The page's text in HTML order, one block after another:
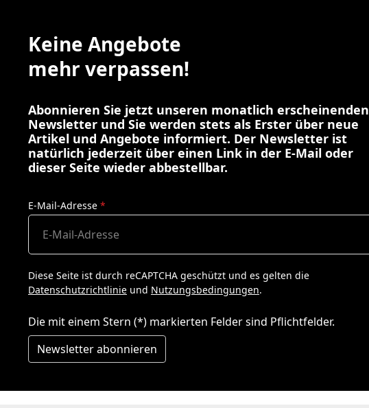
Keine Angebote
mehr verpassen!
Abonnieren Sie jetzt unseren monatlich erscheinenden
Newsletter und Sie werden stets als Erster über neue
Artikel und Angebote informiert. Der Newsletter ist
natürlich jederzeit über einen Link in der E-Mail oder
dieser Seite wieder abbestellbar.
E-Mail-Adresse *
Diese Seite ist durch reCAPTCHA geschützt und es gelten die
Datenschutzrichtlinie und Nutzungsbedingungen.
Die mit einem Stern (*) markierten Felder sind Pflichtfelder.
Newsletter abonnieren